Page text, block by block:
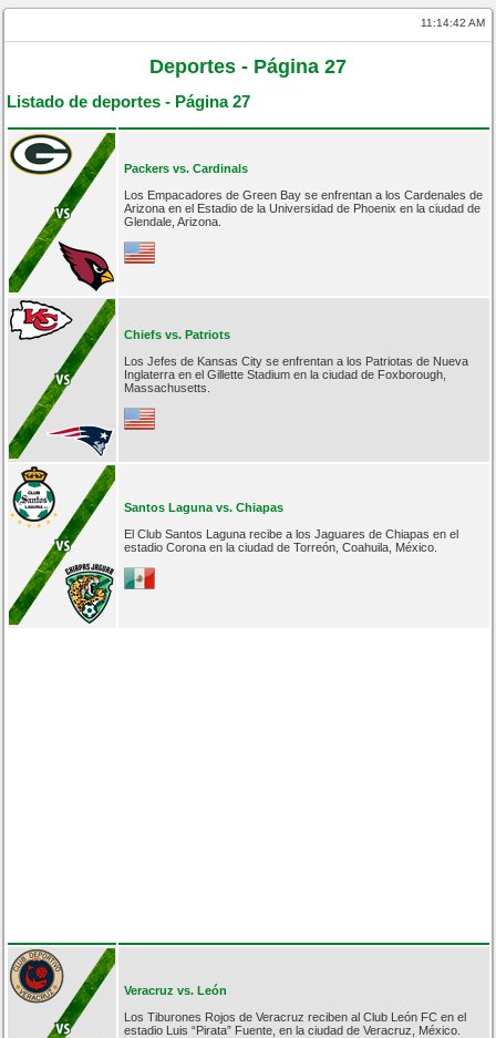
11:14:42 AM
Deportes - Página 27
Listado de deportes - Página 27
Packers vs. Cardinals
Los Empacadores de Green Bay se enfrentan a los Cardenales de
Arizona en el Estadio de la Universidad de Phoenix en la ciudad de
Glendale, Arizona.
Chiefs vs. Patriots
Los Jefes de Kansas City se enfrentan a los Patriotas de Nueva
Inglaterra en el Gillette Stadium en la ciudad de Foxborough,
Massachusetts.
Santos Laguna vs. Chiapas
El Club Santos Laguna recibe a los Jaguares de Chiapas en el
estadio Corona en la ciudad de Torreón, Coahuila, México.
Veracruz vs. León
Los Tiburones Rojos de Veracruz reciben al Club León FC en el
estadio Luis “Pirata” Fuente, en la ciudad de Veracruz, México.